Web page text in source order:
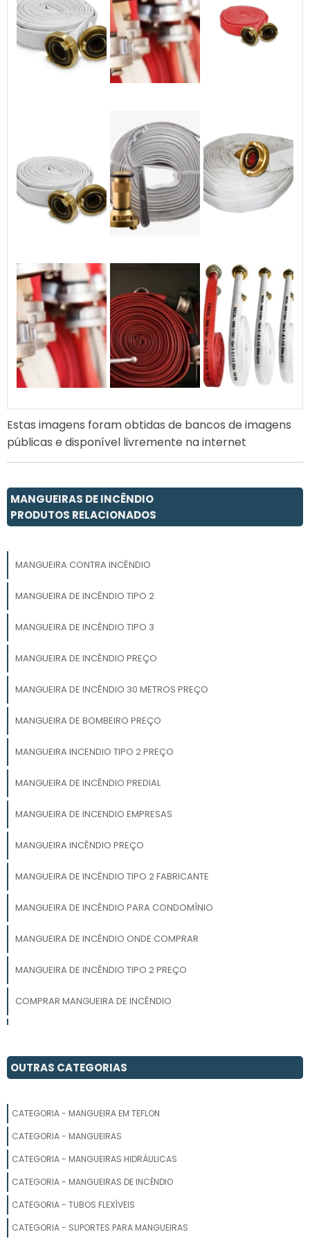
Estas imagens foram obtidas de bancos de imagens
públicas e disponível livremente na internet
MANGUEIRAS DE INCÊNDIO
PRODUTOS RELACIONADOS
MANGUEIRA CONTRA INCÊNDIO
MANGUEIRA DE INCÊNDIO TIPO 2
MANGUEIRA DE INCÊNDIO TIPO 3
MANGUEIRA DE INCÊNDIO PREÇO
MANGUEIRA DE INCÊNDIO 30 METROS PREÇO
MANGUEIRA DE BOMBEIRO PREÇO
MANGUEIRA INCENDIO TIPO 2 PREÇO
MANGUEIRA DE INCÊNDIO PREDIAL
MANGUEIRA DE INCENDIO EMPRESAS
MANGUEIRA INCÊNDIO PREÇO
MANGUEIRA DE INCÊNDIO TIPO 2 FABRICANTE
MANGUEIRA DE INCÊNDIO PARA CONDOMÍNIO
MANGUEIRA DE INCÊNDIO ONDE COMPRAR
MANGUEIRA DE INCÊNDIO TIPO 2 PREÇO
COMPRAR MANGUEIRA DE INCÊNDIO
MANGUEIRAS INCÊNDIO
MANGUEIRAS INCÊNDIO ONDE COMPRAR
MANGUEIRA DE INCÊNDIO TIPO 1 PREÇO
OUTRAS CATEGORIAS
CATEGORIA - MANGUEIRA EM TEFLON
CATEGORIA - MANGUEIRAS
CATEGORIA - MANGUEIRAS HIDRÁULICAS
CATEGORIA - MANGUEIRAS DE INCÊNDIO
CATEGORIA - TUBOS FLEXÍVEIS
CATEGORIA - SUPORTES PARA MANGUEIRAS